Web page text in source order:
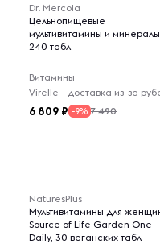
Dr. Mercola
Цельнопищевые
мультивитамины и
240 табл
Витамины
6 809 -9% 7 490
NaturesPlus
Мультивитамины для
Source of Life Garden One
Daily, 30 веганских табл